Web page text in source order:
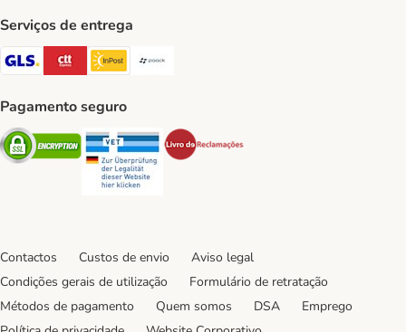
Serviços de entrega
GLS Shipping Method
CTTExpress Shipping Method
InPost Shipping Method
Pagamento seguro
Security Security
Contactos Custos de envio
Aviso legal
Condições gerais de utilização
Formulário de retratação
Métodos de pagamento
Quem somos DSA
Emprego